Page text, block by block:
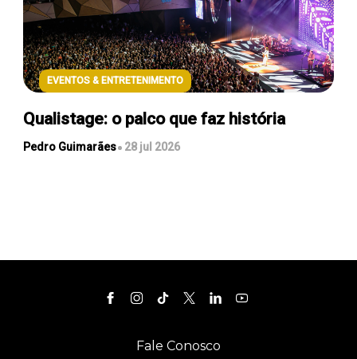
EVENTOS & ENTRETENIMENTO
Qualistage: o palco que faz história
Pedro Guimarães 28 jul 2026
Fale Conosco